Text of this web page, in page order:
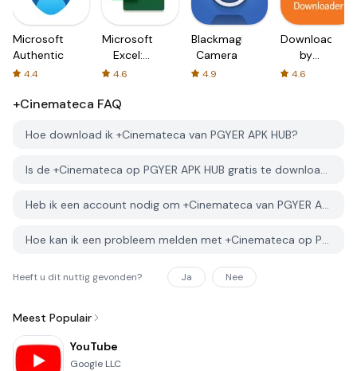
Microsoft
Authenticator
4.4
Microsoft
Excel:
Spreadsheets
4.6
Blackmagic
Camera
4.9
Downloader
by
AFTVnews
4.6
+Cinemateca FAQ
Hoe download ik +Cinemateca van PGYER APK HUB?
Is de +Cinemateca op PGYER APK HUB gratis te downloaden?
Heb ik een account nodig om +Cinemateca van PGYER APK HUB te downloaden?
Hoe kan ik een probleem melden met +Cinemateca op PGYER APK HUB?
Heeft u dit nuttig gevonden? Ja Nee
Meest Populair
YouTube
Google LLC